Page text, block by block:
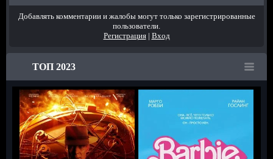
Добавлять комментарии и жалобы могут только зарегистрированные
пользователи.
Регистрация| Вход
ТОП 2023